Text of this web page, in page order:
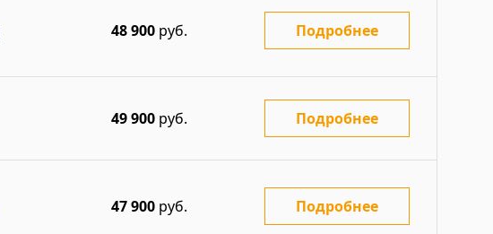
48 900 руб. Подробнее
49 900 руб. Подробнее
47 900 руб. Подробнее